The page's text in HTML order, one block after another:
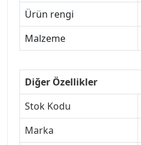
Ürün rengi
Malzeme
Diğer Özellikler
Stok Kodu
Marka